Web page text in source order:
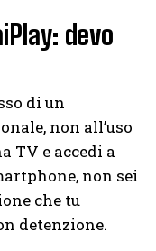
devo
di un
non all’uso
TV e accedi a
non sei
che tu
detenzione.